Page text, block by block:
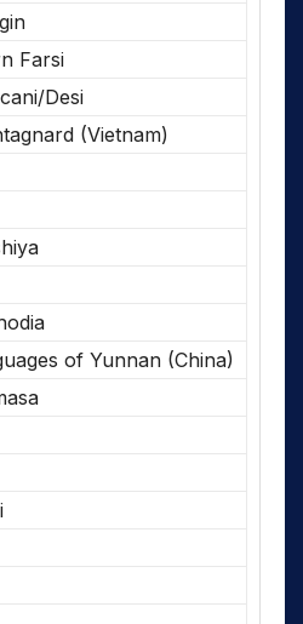
Farsi
Desi
(Vietnam)
of Yunnan (China)